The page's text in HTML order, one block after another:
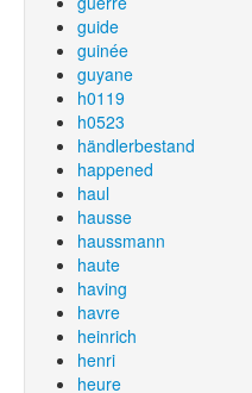
guide
guinée
guyane
h0119
h0523
händlerbestand
happened
haul
hausse
haussmann
haute
having
havre
heinrich
henri
heure